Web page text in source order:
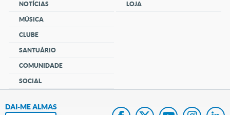
NOTÍCIAS
MÚSICA
CLUBE
SANTUÁRIO
COMUNIDADE
SOCIAL
LOJA
DAI-ME ALMAS